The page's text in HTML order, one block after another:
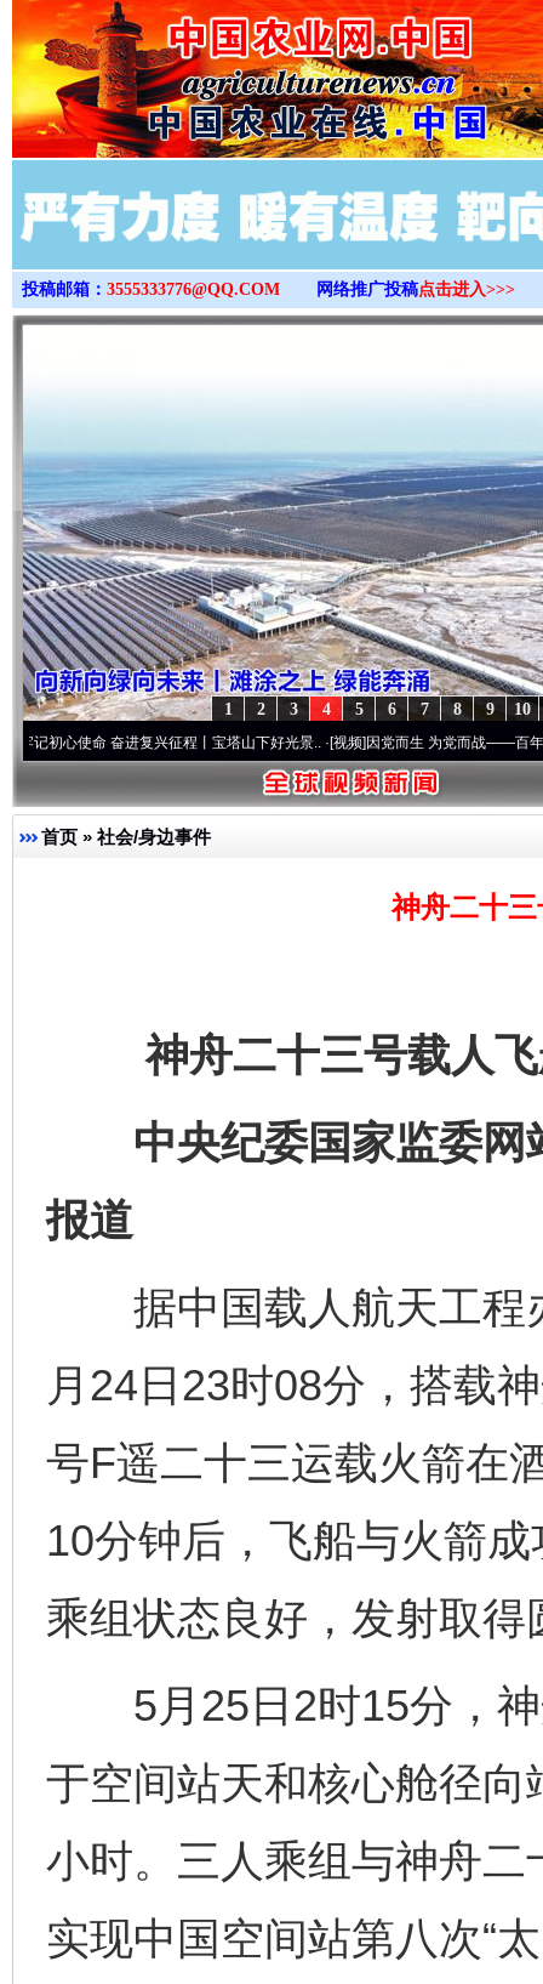
>
投稿邮箱： 3555333776@QQ.COM 网络推广投稿点击进入>>>
10
9
8
7
6
5
4
3
2
1
使命 奋进复兴征程丨宝塔山下好光景..·[视频]因党而生 为党而战——百年“纪”事⑧加
首页 » 社会/身边事件
神舟二十
神舟二十三号载人飞
中央纪委国家监委网
报道
据中国载人航天工程
月24日23时08分，搭载
号F遥二十三运载火箭在
10分钟后，飞船与火箭
乘组状态良好，发射取得
5月25日2时15分，神
于空间站天和核心舱径
小时。三人乘组与神舟
实现中国空间站第八次“